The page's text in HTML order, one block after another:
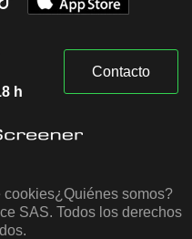
h
Contacto
cookies¿Quiénes somos?
SAS. Todos los derechos